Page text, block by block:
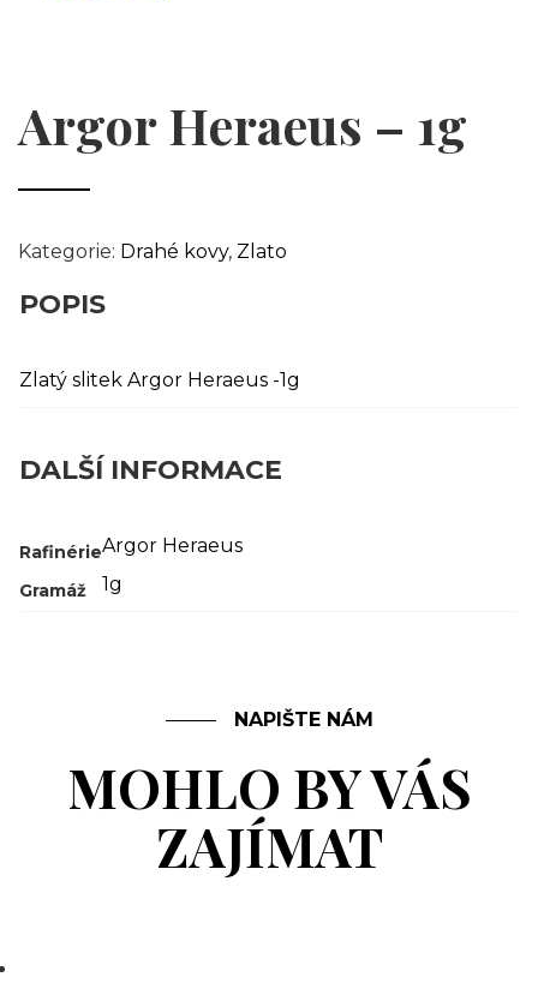
TVÁŘE ATT
MÉDIA
KONTAKT
Argor Heraeus – 1g
Kategorie: Drahé kovy, Zlato
POPIS
Zlatý slitek Argor Heraeus -1g
DALŠÍ INFORMACE
RafinérieArgor Heraeus
Gramáž 1g
NAPIŠTE NÁM
MOHLO BY VÁS
ZAJÍMAT